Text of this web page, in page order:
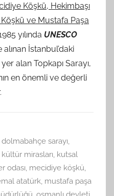
Köşkü, Hekimbaşı
Köşkü ve Mustafa Paşa
yılında UNESCO
alınan İstanbul’daki
alan Topkapı Sarayı,
en önemli ve değerli
dolmabahçe sarayı,
kültür mirasları, kutsal
odası, mecidiye köşkü,
atatürk, mustafa paşa